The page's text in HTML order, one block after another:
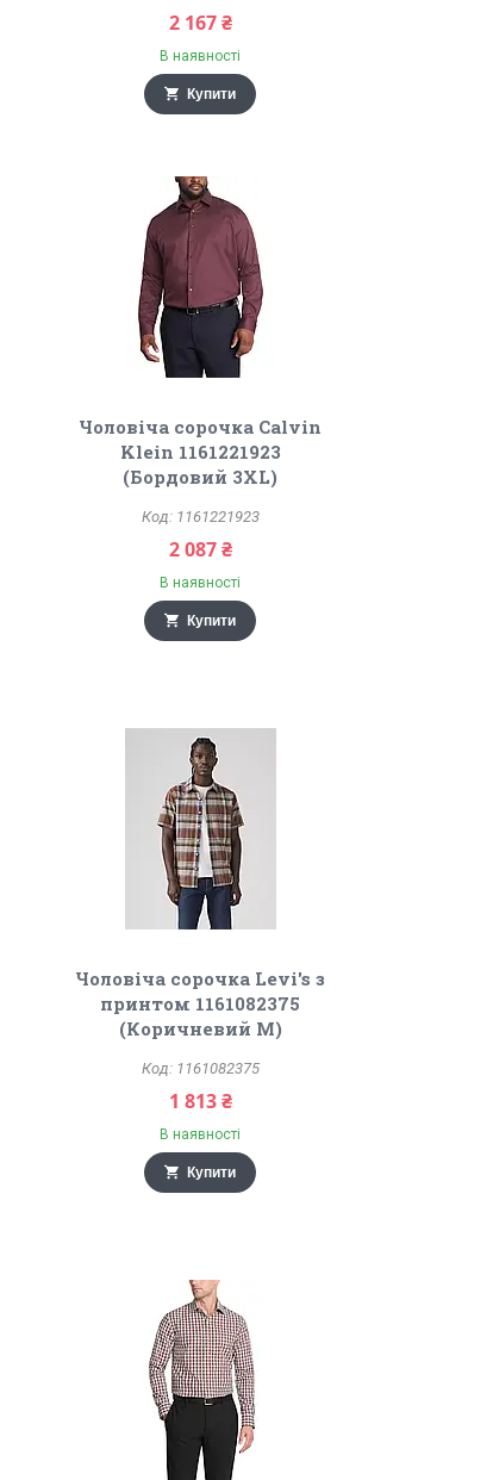
2 167 ₴
В наявності
Купити
Чоловіча сорочка Calvin
Klein 1161221923
(Бордовий 3XL)
1161221923
2 087 ₴
В наявності
Купити
Чоловіча сорочка Levi's з
принтом 1161082375
(Коричневий M)
1161082375
1 813 ₴
В наявності
Купити